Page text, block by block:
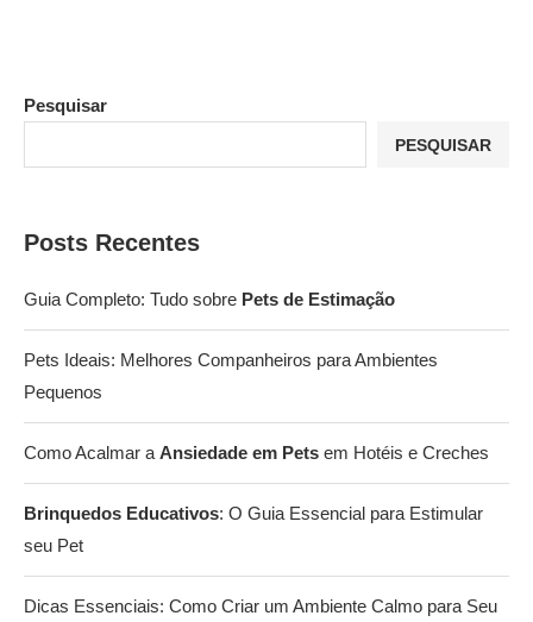
Pesquisar
PESQUISAR
Posts Recentes
Guia Completo: Tudo sobre Pets de Estimação
Pets Ideais: Melhores Companheiros para Ambientes
Pequenos
Como Acalmar a Ansiedade em Pets em Hotéis e Creches
Brinquedos Educativos: O Guia Essencial para Estimular
seu Pet
Dicas Essenciais: Como Criar um Ambiente Calmo para Seu